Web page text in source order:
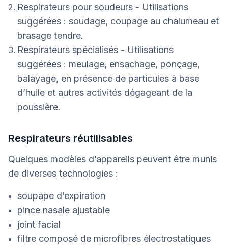
Respirateurs pour soudeurs - Utilisations
suggérées : soudage, coupage au chalumeau et
brasage tendre.
Respirateurs spécialisés - Utilisations
suggérées : meulage, ensachage, ponçage,
balayage, en présence de particules à base
d’huile et autres activités dégageant de la
poussière.
Respirateurs réutilisables
Quelques modèles d’appareils peuvent être munis
de diverses technologies :
soupape d’expiration
pince nasale ajustable
joint facial
filtre composé de microfibres électrostatiques